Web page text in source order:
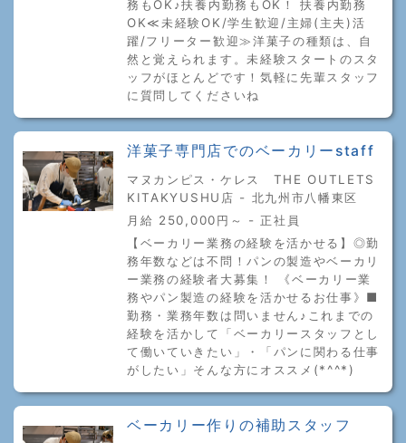
務もOK♪扶養内勤務もOK！ 扶養内勤務
OK≪未経験OK/学生歓迎/主婦(主夫)活
躍/フリーター歓迎≫洋菓子の種類は、自
然と覚えられます。未経験スタートのスタ
ッフがほとんどです！気軽に先輩スタッフ
に質問してくださいね
洋菓子専門店でのベーカリーstaff
マヌカンピス・ケレス THE OUTLETS
KITAKYUSHU店 - 北九州市八幡東区
月給 250,000円～ - 正社員
【ベーカリー業務の経験を活かせる】◎勤
務年数などは不問！パンの製造やベーカリ
ー業務の経験者大募集！ 《ベーカリー業
務やパン製造の経験を活かせるお仕事》■
勤務・業務年数は問いません♪これまでの
経験を活かして「ベーカリースタッフとし
て働いていきたい」・「パンに関わる仕事
がしたい」そんな方にオススメ(*^^*)
ベーカリー作りの補助スタッフ